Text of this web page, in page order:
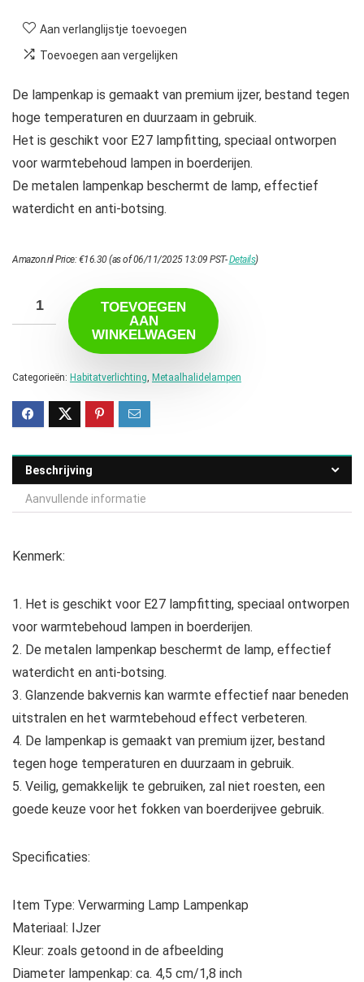
Aan verlanglijstje toevoegen
Toevoegen aan vergelijken
De lampenkap is gemaakt van premium ijzer, bestand tegen
hoge temperaturen en duurzaam in gebruik.
Het is geschikt voor E27 lampfitting, speciaal ontworpen
voor warmtebehoud lampen in boerderijen.
De metalen lampenkap beschermt de lamp, effectief
waterdicht en anti-botsing.
Amazon.nl Price:€16.30(as of 06/11/2025 13:09 PST-Details)
TOEVOEGEN
AAN
WINKELWAGEN
Categorieën: Habitatverlichting Metaalhalidelampen
Beschrijving
Aanvullende informatie
Kenmerk:
1. Het is geschikt voor E27 lampfitting, speciaal ontworpen
voor warmtebehoud lampen in boerderijen.
2. De metalen lampenkap beschermt de lamp, effectief
waterdicht en anti-botsing.
3. Glanzende bakvernis kan warmte effectief naar beneden
uitstralen en het warmtebehoud effect verbeteren.
4. De lampenkap is gemaakt van premium ijzer, bestand
tegen hoge temperaturen en duurzaam in gebruik.
5. Veilig, gemakkelijk te gebruiken, zal niet roesten, een
goede keuze voor het fokken van boerderijvee gebruik.
Specificaties:
Item Type: Verwarming Lamp Lampenkap
Materiaal: IJzer
Kleur: zoals getoond in de afbeelding
Diameter lampenkap: ca. 4,5 cm/1,8 inch